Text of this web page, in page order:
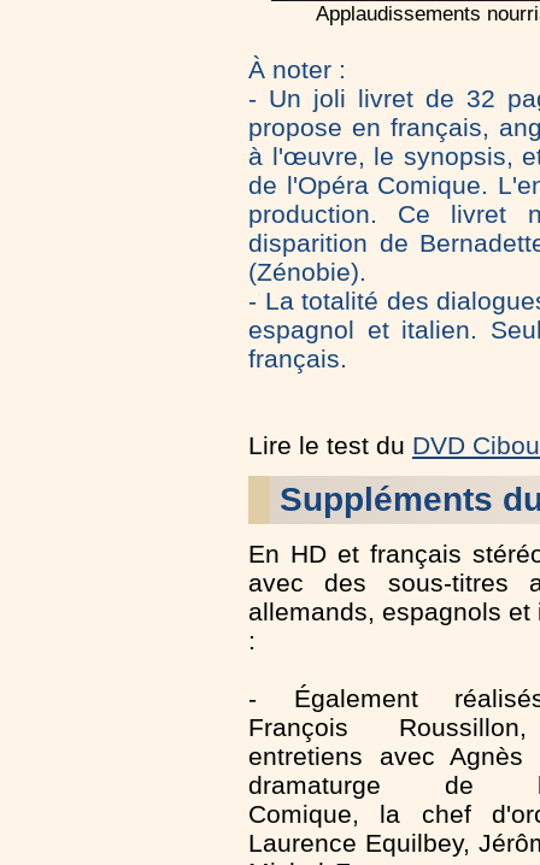
Applaudissements
À noter :
- Un joli livret de 32
propose en français,
à l'œuvre, le synopsis,
de l'Opéra Comique.
production. Ce livret
disparition de
(Zénobie).
- La totalité des
espagnol et italien.
français.
Lire le test du DVD
Suppléments
En HD et français
avec des sous-titres
allemands, espagnols et
:
- Également
François
entretiens avec Agnès
dramaturge de
Comique, la chef
Laurence Equilbey,